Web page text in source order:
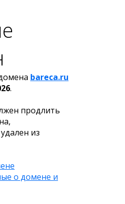
bareca.ru
.
продлить
из
о домене и